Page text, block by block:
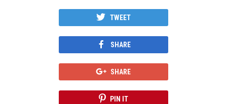
TWEET
SHARE
SHARE
PIN IT